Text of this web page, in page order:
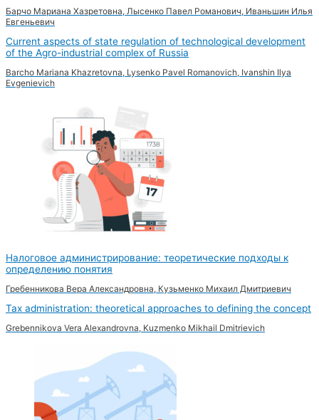
Барчо Мариана Хазретовна, Лысенко Павел Романович, Иваньшин Илья
Евгеньевич
Current aspects of state regulation of technological development
of the Agro-industrial complex of Russia
Barcho Mariana Khazretovna, Lysenko Pavel Romanovich, Ivanshin Ilya
Evgenievich
Налоговое администрирование: теоретические подходы к
определению понятия
Гребенникова Вера Александровна, Кузьменко Михаил Дмитриевич
Tax administration: theoretical approaches to defining the concept
Grebennikova Vera Alexandrovna, Kuzmenko Mikhail Dmitrievich